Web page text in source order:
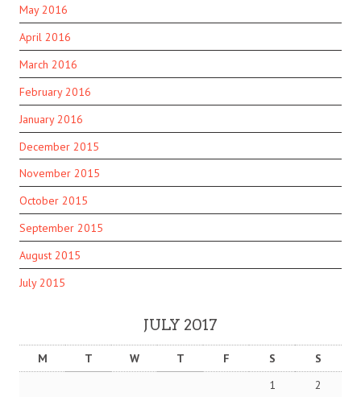
May 2016
April 2016
March 2016
February 2016
January 2016
December 2015
November 2015
October 2015
September 2015
August 2015
July 2015
JULY 2017
M T W T F S
S
1
2